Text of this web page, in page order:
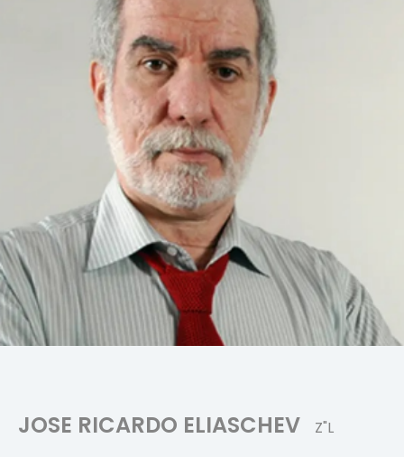
JOSE RICARDO ELIASCHEV Z"L